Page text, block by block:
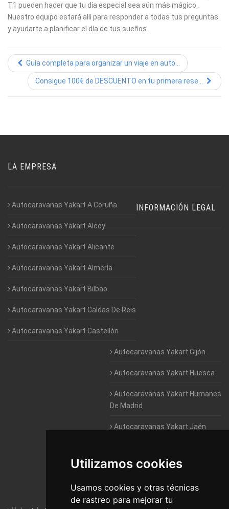
Utilizamos cookies
Usamos cookies y otras técnicas
de rastreo para mejorar tu
T1 pueden hacer que tu día especial sea aún más mágico.
Nuestro equipo estará allí para responder a todas tus preguntas
y ayudarte a planificar el día de tus sueños.
Guía completa para organizar un viaje en auto...
Consigue 100€ de DESCUENTO en tu primera rese...
LA EMPRESA
Autocaravanas Yakart A Coruña
Autocaravanas Yakart Alcoy
Autocaravanas Yakart Alicante
Autocaravanas Yakart Almería
Autocaravanas Yakart Bilbao
Autocaravanas Yakart Caldas De Reis
Autocaravanas Yakart Castellón
Autocaravanas Yakart Gijón
Autocaravanas Yakart Huesca
Autocaravanas Yakart Humanes
De Madrid
Autocaravanas Yakart Jaén
Autocaravanas Yakart Valencia
Autocaravanas Yakart Vitoria
INFORMACIÓN LEGAL